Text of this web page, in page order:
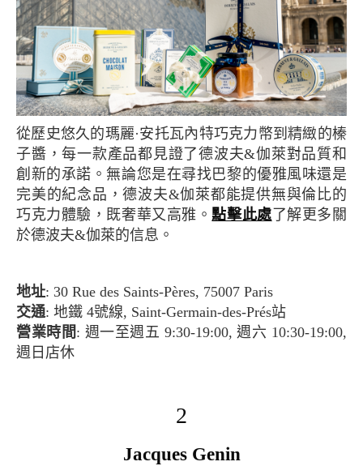
從歷史悠久的瑪麗·安托瓦內特巧克力幣到精緻的榛
子醬，每一款產品都見證了德波夫&伽萊對品質和
創新的承諾。無論您是在尋找巴黎的優雅風味還是
完美的紀念品，德波夫&伽萊都能提供無與倫比的
巧克力體驗，既奢華又高雅。 點擊此處了解更多關
於德波夫&伽萊的信息。
地址: 30 Rue des Saints-Pères, 75007 Paris
交通: 地鐵 4號線, Saint-Germain-des-Prés站
營業時間 : 週一至週五 9:30-19:00, 週六 10:30-19:00,
週日店休
2
Jacques Genin